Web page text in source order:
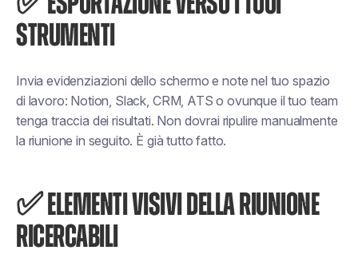
STRUMENTI
Invia evidenziazioni dello schermo e note nel tuo spazio
di lavoro: Notion, Slack, CRM, ATS o ovunque il tuo team
tenga traccia dei risultati. Non dovrai ripulire manualmente
la riunione in seguito. È già tutto fatto.
✅ ELEMENTI VISIVI DELLA RIUNIONE
RICERCABILI